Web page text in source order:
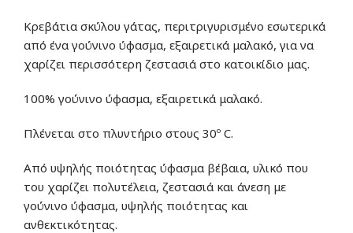
Κρεβάτια σκύλου γάτας, περιτριγυρισμένο εσωτερικά
από ένα γούνινο ύφασμα, εξαιρετικά μαλακό, για να
χαρίζει περισσότερη ζεστασιά στο κατοικίδιο μας.
100% γούνινο ύφασμα, εξαιρετικά μαλακό.
Πλένεται στο πλυντήριο στους 30º C.
Από υψηλής ποιότητας ύφασμα βέβαια, υλικό που
του χαρίζει πολυτέλεια, ζεστασιά και άνεση με
γούνινο ύφασμα, υψηλής ποιότητας και
ανθεκτικότητας.